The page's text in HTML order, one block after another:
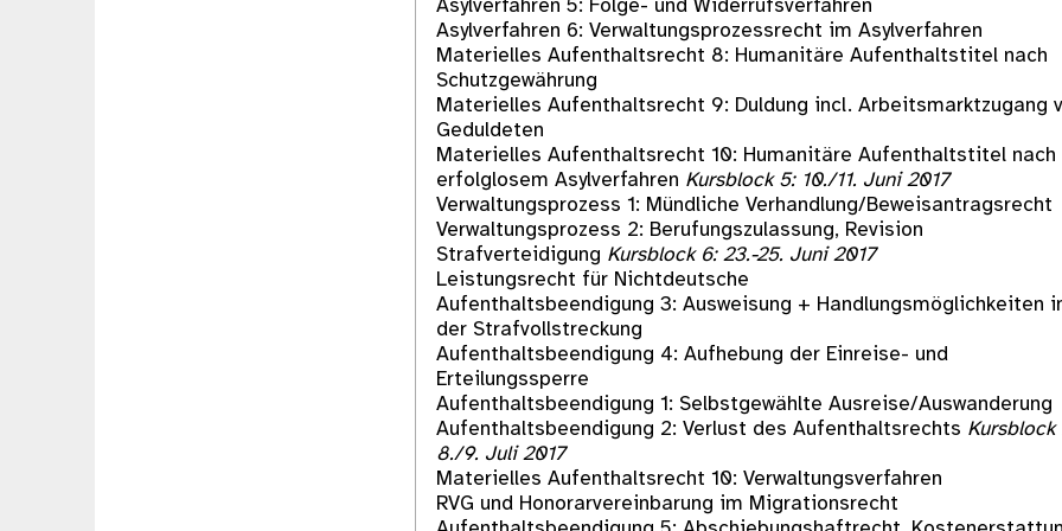
Asylverfahren 5: Folge- und Widerrufsverfahren
Asylverfahren 6: Verwaltungsprozessrecht im Asylverfahren
Materielles Aufenthaltsrecht 8: Humanitäre Aufenthaltstitel nach
Schutzgewährung
Materielles Aufenthaltsrecht 9: Duldung incl. Arbeitsmarktzugang
Geduldeten
Materielles Aufenthaltsrecht 10: Humanitäre Aufenthaltstitel nach
erfolglosem Asylverfahren Kursblock 5: 10./11. Juni 2017
Verwaltungsprozess 1: Mündliche Verhandlung/Beweisantragsrecht
Verwaltungsprozess 2: Berufungszulassung, Revision
Strafverteidigung Kursblock 6: 23.-25. Juni 2017
Leistungsrecht für Nichtdeutsche
Aufenthaltsbeendigung 3: Ausweisung + Handlungsmöglichkeiten
der Strafvollstreckung
Aufenthaltsbeendigung 4: Aufhebung der Einreise- und
Erteilungssperre
Aufenthaltsbeendigung 1: Selbstgewählte Ausreise/Auswanderung
Aufenthaltsbeendigung 2: Verlust des Aufenthaltsrechts Kursblock
8./9. Juli 2017
Materielles Aufenthaltsrecht 10: Verwaltungsverfahren
RVG und Honorarvereinbarung im Migrationsrecht